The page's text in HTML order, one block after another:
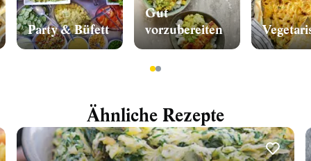
Party & Büfett
Gut
vorzubereiten
12
Ähnliche Rezepte